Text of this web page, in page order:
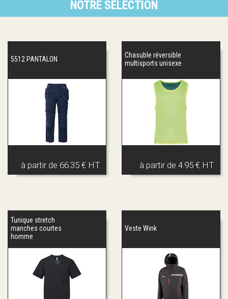
NOTRE SÉLECTION
5512 PANTALON
à partir de 66.35 € HT
Chasuble réversible
multisports unisexe
à partir de 4.95 € HT
Tunique stretch
manches courtes
homme
Veste Wink